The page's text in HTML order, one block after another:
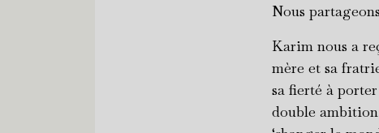
Nous
Karim nous a
mère et sa
sa fierté à
double